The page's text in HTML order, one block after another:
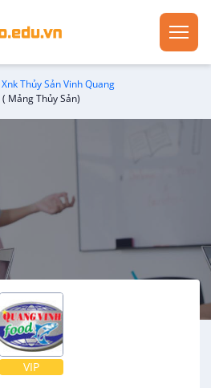
Thủy Sản Vinh Quang
Mảng Thủy Sản)
VIP